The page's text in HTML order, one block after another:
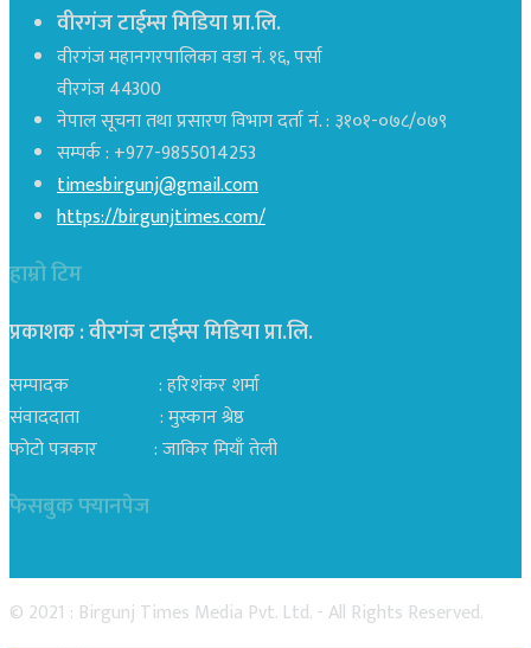
वीरगंज टाईम्स मिडिया प्रा.लि.
वीरगंज महानगरपालिका वडा नं. १६, पर्सा
वीरगंज 44300
नेपाल सूचना तथा प्रसारण विभाग दर्ता नं. : ३१०१-०७८/०७९
सम्पर्क : +977-9855014253
timesbirgunj@gmail.com
https://birgunjtimes.com/
हाम्रो टिम
प्रकाशक : वीरगंज टाईम्स मिडिया प्रा‍.लि.
सम्पादक : हरिशंकर शर्मा
संवाददाता : मुस्कान श्रेष्ठ
फोटो पत्रकार : जाकिर मियाँ तेली
फेसबुक फ्यानपेज
© 2021 : Birgunj Times Media Pvt. Ltd. - All Rights Reserved.